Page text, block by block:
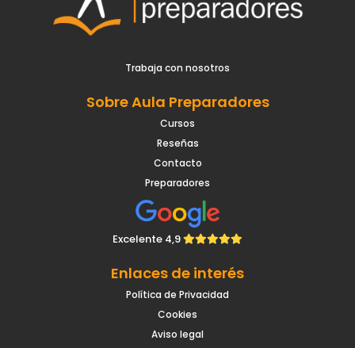
Trabaja con nosotros
Sobre Aula Preparadores
Cursos
Reseñas
Contacto
Preparadores
Excelente 4,9
Enlaces de interés
Política de Privacidad
Cookies
Aviso legal